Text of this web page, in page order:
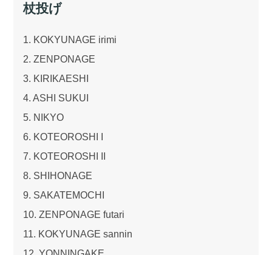
杖投げ
1. KOKYUNAGE irimi
2. ZENPONAGE
3. KIRIKAESHI
4. ASHI SUKUI
5. NIKYO
6. KOTEOROSHI I
7. KOTEOROSHI II
8. SHIHONAGE
9. SAKATEMOCHI
10. ZENPONAGE futari
11. KOKYUNAGE sannin